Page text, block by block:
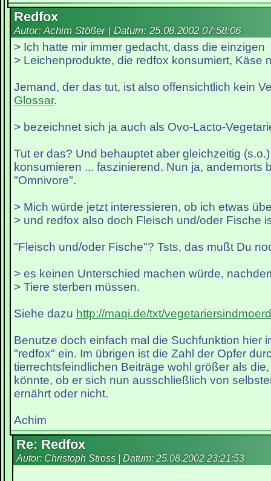
Redfox
Autor: Achim Stößer | Datum: 25.08.2002 07:58:06
> Ich hatte mir immer gedacht, dass die einzigen
> Leichenprodukte, die redfox konsumiert, Käse
Jemand, der das tut, ist also offensichtlich kein
Glossar.
> bezeichnet sich ja auch als Ovo-Lacto-
Tut er das? Und behauptet aber gleichzeitig
konsumieren ... faszinierend. Nun ja, andernorts
"Omnivore".
> Mich würde jetzt interessieren, ob ich etwas
> und redfox also doch Fleisch und/oder Fische
"Fleisch und/oder Fische"? Tsts, das mußt Du
> es keinen Unterschied machen würde,
> Tiere sterben müssen.
Siehe dazu http://maqi.de/txt/
Benutze doch einfach mal die Suchfunktion hier
"redfox" ein. Im übrigen ist die Zahl der Opfer
tierrechtsfeindlichen Beiträge wohl größer als
könnte, ob er sich nun ausschließlich von
ernährt oder nicht.
Achim
Re: Redfox
Autor: Christoph Stross | Datum: 25.08.2002 23:21:53